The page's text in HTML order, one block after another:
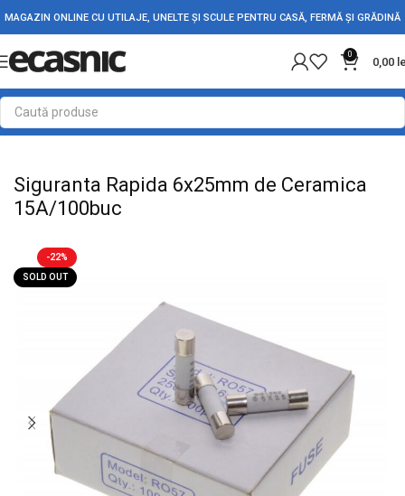
MAGAZIN ONLINE CU UTILAJE, UNELTE ȘI SCULE PENTRU CASĂ, FERMĂ ȘI GRĂDINĂ
0
0,00
Prima pagină Electrice Termostate & Protectii
Siguranta Rapida 6x25mm de Ceramica
15A/100buc
-22%
SOLD OUT